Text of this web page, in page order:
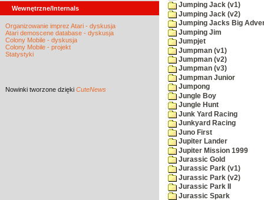
Wewnętrzne/Internals
Organizowanie imprez Atari - dyskusja
Atari demoscene database - dyskusja
Colony Mobile - dyskusja
Colony Mobile - projekt
Statystyki
Nowinki tworzone dzięki CuteNews
Jumping Jack (v1)
Jumping Jack (v2)
Jumping Jacks Big
Jumping Jim
Jumpjet
Jumpman (v1)
Jumpman (v2)
Jumpman (v3)
Jumpman Junior
Jumpong
Jungle Boy
Jungle Hunt
Junk Yard Racing
Junkyard Racing
Juno First
Jupiter Lander
Jupiter Mission 1999
Jurassic Gold
Jurassic Park (v1)
Jurassic Park (v2)
Jurassic Park II
Jurassic Spark